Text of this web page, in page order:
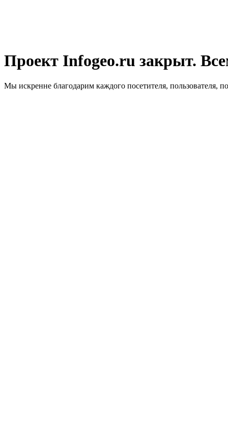
Проект Infogeo.ru закрыт.
Мы искренне благодарим каждого посетителя, пользователя,